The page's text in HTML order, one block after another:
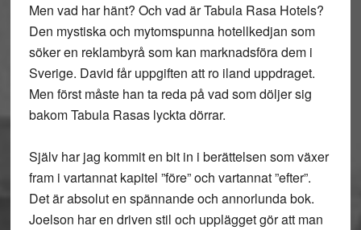
Men vad har hänt? Och vad är Tabula Rasa Hotels?
Den mystiska och mytomspunna hotellkedjan som
söker en reklambyrå som kan marknadsföra dem i
Sverige. David får uppgiften att ro iland uppdraget.
Men först måste han ta reda på vad som döljer sig
bakom Tabula Rasas lyckta dörrar.
Själv har jag kommit en bit in i berättelsen som växer
fram i vartannat kapitel ”före” och vartannat ”efter”.
Det är absolut en spännande och annorlunda bok.
Joelson har en driven stil och upplägget gör att man